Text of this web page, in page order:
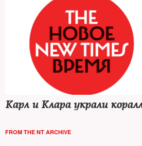
Карл и Клара украли
FROM THE NT ARCHIVE